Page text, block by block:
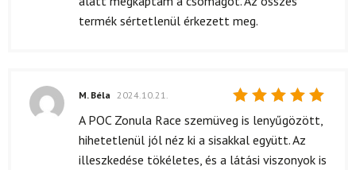
termék sértetlenül érkezett meg.
Értékelés:
5
/ 5
M. Béla 2024.10.21.
A POC Zonula Race szemüveg is lenyűgözött,
hihetetlenül jól néz ki a sisakkal együtt. Az
illeszkedése tökéletes, és a látási viszonyok is